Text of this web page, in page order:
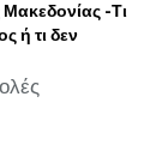
-Τι
ή τι δεν